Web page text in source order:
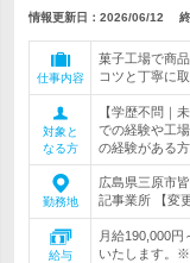
情報更新日：2026/06/12
仕事内容
菓子工場で商
コツと丁寧に
対象と
なる方
【学歴不問｜
での経験や工
の経験がある方
勤務地
広島県三原市
記事業所 【変
給与
月給190,000
いたします。